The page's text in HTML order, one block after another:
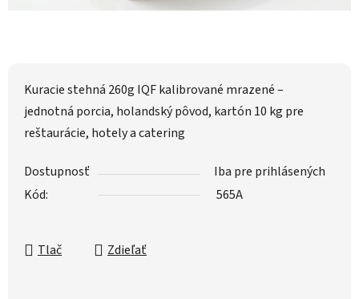
Kuracie stehná 260g IQF kalibrované mrazené –
jednotná porcia, holandský pôvod, kartón 10 kg pre
reštaurácie, hotely a catering
Dostupnosť
Iba pre prihlásených
Kód:
565A
Tlač Zdieľať